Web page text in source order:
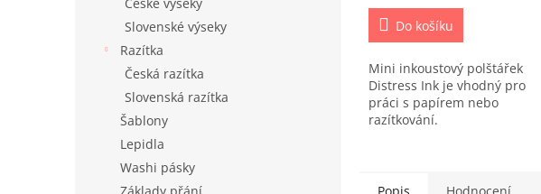
Slovenské výseky
Razítka
Česká razítka
Slovenská razítka
Šablony
Lepidla
Washi pásky
Do košíku
Mini inkoustový polštářek
Distress Ink je vhodný pro
práci s papírem nebo
razítkování.